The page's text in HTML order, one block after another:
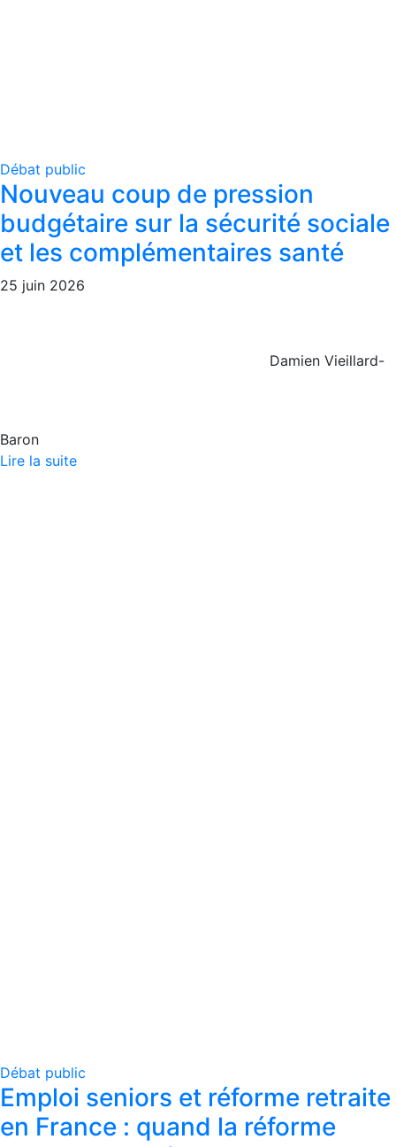
Débat public
Nouveau coup de pression
budgétaire sur la sécurité sociale
et les complémentaires santé
25 juin 2026
Damien Vieillard-
Baron
Lire la suite
Débat public
Emploi seniors et réforme retraite
en France : quand la réforme